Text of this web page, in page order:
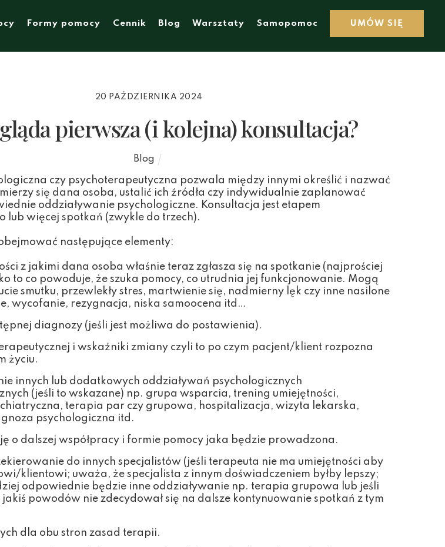
Formy pomocy Cennik Blog Warsztaty Samopomoc UMÓW SIĘ
20 PAŹDZIERNIKA 2024
pierwsza (i kolejna) konsultacja?
Blog
czy psychoterapeutyczna pozwala między innymi określić i nazwać
się dana osoba, ustalić ich źródła czy indywidualnie zaplanować
oddziaływanie psychologiczne. Konsultacja jest etapem
lub więcej spotkań (zwykle do trzech).
następujące elementy:
z jakimi dana osoba właśnie teraz zgłasza się na spotkanie (najprościej
to co powoduje, że szuka pomocy, co utrudnia jej funkcjonowanie. Mogą
smutku, przewlekły stres, martwienie się, nadmierny lęk czy inne nasilone
wycofanie, rezygnacja, niska samoocena itd…
diagnozy (jeśli jest możliwa do postawienia).
i wskaźniki zmiany czyli to po czym pacjent/klient rozpozna
życiu.
innych lub dodatkowych oddziaływań psychologicznych
(jeśli to wskazane) np. grupa wsparcia, trening umiejętności,
terapia par czy grupowa, hospitalizacja, wizyta lekarska,
psychologiczna itd.
o dalszej współpracy i formie pomocy jaka będzie prowadzona.
do innych specjalistów (jeśli terapeuta nie ma umiejętności aby
klientowi; uważa, że specjalista z innym doświadczeniem byłby lepszy;
odpowiednie będzie inne oddziaływanie np. terapia grupowa lub jeśli
powodów nie zdecydował się na dalsze kontynuowanie spotkań z tym
dla obu stron zasad terapii.